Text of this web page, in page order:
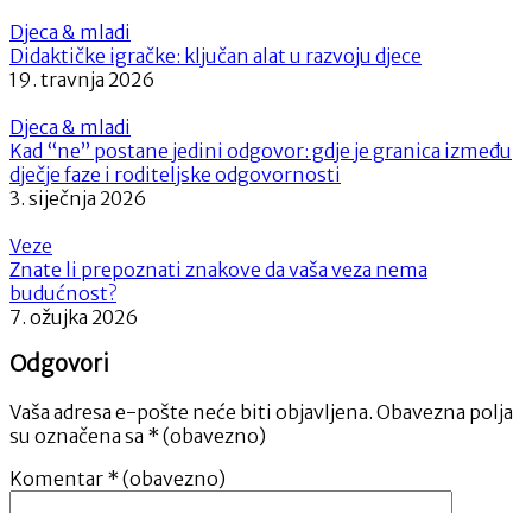
Djeca & mladi
Didaktičke igračke: ključan alat u razvoju djece
19. travnja 2026
Djeca & mladi
Kad “ne” postane jedini odgovor: gdje je granica između
dječje faze i roditeljske odgovornosti
3. siječnja 2026
Veze
Znate li prepoznati znakove da vaša veza nema
budućnost?
7. ožujka 2026
Odgovori
Vaša adresa e-pošte neće biti objavljena. Obavezna polja
su označena sa * (obavezno)
Komentar * (obavezno)